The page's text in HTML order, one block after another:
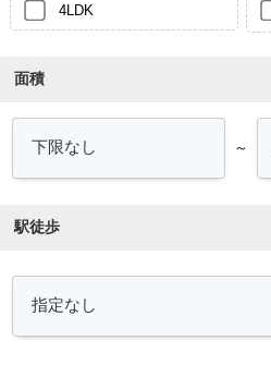
4LDK
面積
～
駅徒歩